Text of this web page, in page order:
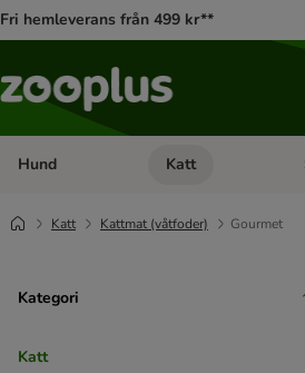
Fri hemleverans från 499 kr**
Hund Open category menu:
Katt
Katt Kattmat (våtfoder) Gourmet
Kategori
Katt